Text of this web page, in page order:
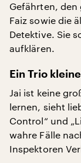
Gefährten,
Faiz sowie die
Detektive. Sie
aufklären.
Ein Trio
Jai ist keine
lernen, sieht
Control“ und
wahre Fälle
Inspektoren